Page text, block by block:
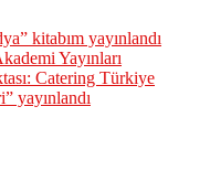
kitabım yayınlandı
Yayınları
Catering Türkiye
yayınlandı